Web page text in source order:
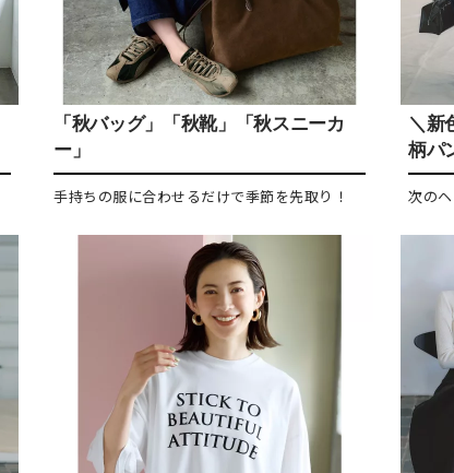
「秋バッグ」「秋靴」「秋スニーカ
ー」
手持ちの服に合わせるだけで季節を先取り！
＼新
柄パ
次の